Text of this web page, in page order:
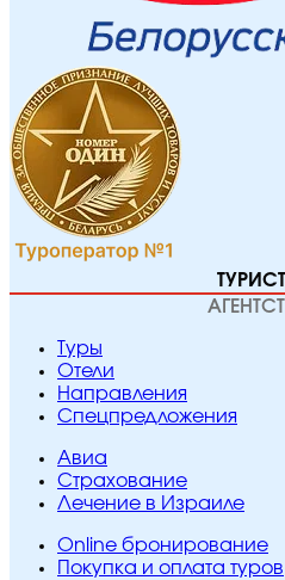
Туры
Отели
Направления
Спецпредложения
Авиа
Страхование
Лечение в Израиле
Online бронирование
Покупка и оплата туров